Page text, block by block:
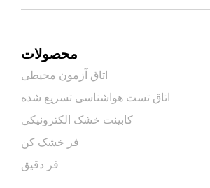
محصولات
اتاق آزمون محیطی
اتاق تست هواشناسی تسریع شده
کابینت خشک الکترونیکی
فر خشک کن
فر دقیق